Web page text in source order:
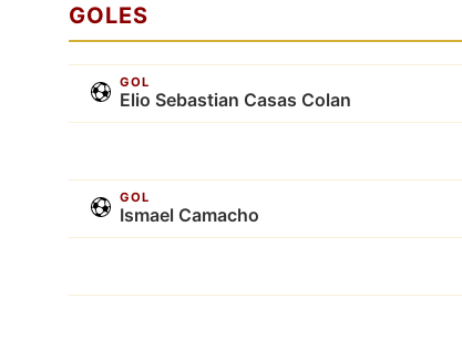
GOLES
GOL
Elio Sebastian Casas Colan
GOL
Ismael Camacho